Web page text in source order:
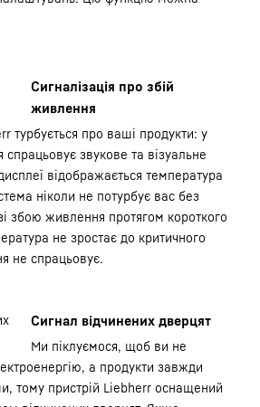
Сигналізація про збій
живлення
турбується про ваші продукти: у
звукове та візуальне
відображається температура
ніколи не потурбує вас без
збою живлення протягом короткого
не зростає до критичного
не спрацьовує.
Сигнал відчинених дверцят
Ми піклуємося, щоб ви не
а продукти завжди
тому пристрій Liebherr оснащений